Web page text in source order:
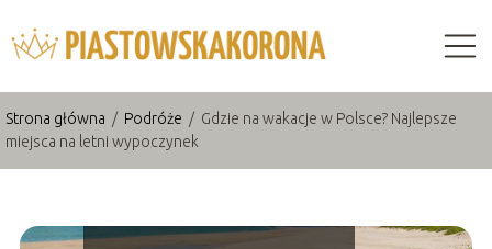
Strona główna / Podróże / Gdzie na wakacje w Polsce? Najlepsze
miejsca na letni wypoczynek